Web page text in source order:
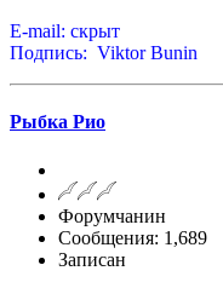
E-mail: скрыт
Подпись: Viktor Bunin
Рыбка Рио
Форумчанин
Сообщения: 1,689
Записан